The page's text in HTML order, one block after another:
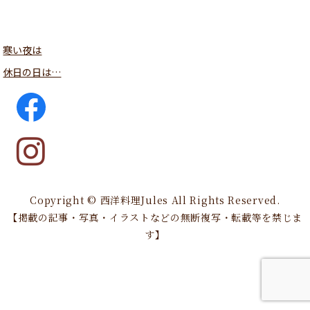
寒い夜は
休日の日は…
Copyright © 西洋料理Jules All Rights Reserved.
【掲載の記事・写真・イラストなどの無断複写・転載等を禁じま
す】